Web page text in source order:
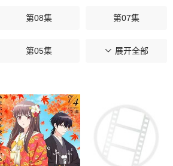
第08集 第07集
第05集 第04集
展开全部